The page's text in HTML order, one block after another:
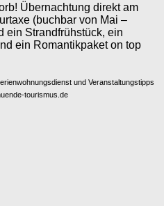
Übernachtung direkt am
(buchbar von Mai –
ein Strandfrühstück, ein
ein Romantikpaket on top
und Veranstaltungstipps
tourismus.de